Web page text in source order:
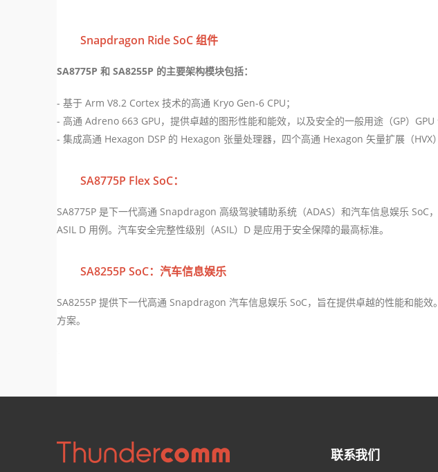
Snapdragon Ride SoC 组件
SA8775P 和 SA8255P 的主要架构模块包括：
- 基于 Arm V8.2 Cortex 技术的高通 Kryo Gen-6 CPU；
- 高通 Adreno 663 GPU，提供卓越的图形性能和能效，以及安全的一般用途（GP）GPU
- 集成高通 Hexagon DSP 的 Hexagon 张量处理器，四个高通 Hexagon 矢量扩展（
SA8775P Flex SoC：
SA8775P 是下一代高通 Snapdragon 高级驾驶辅助系统（ADAS）和汽车信息娱乐 SoC
ASIL D 用例。汽车安全完整性级别（ASIL）D 是应用于安全保障的最高标准。
SA8255P SoC：汽车信息娱乐
SA8255P 提供下一代高通 Snapdragon 汽车信息娱乐 SoC，旨在提供卓越的性能和能
方案。
联系我们